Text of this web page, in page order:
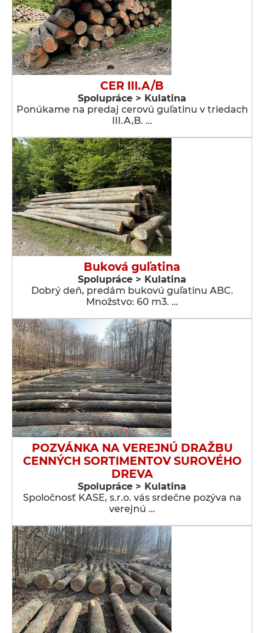
CER III.A/B
Spolupráce > Kulatina
Ponúkame na predaj cerovú guľatinu v triedach
III.A,B. …
Buková guľatina
Spolupráce > Kulatina
Dobrý deň, predám bukovú guľatinu ABC.
Množstvo: 60 m3. …
POZVÁNKA NA VEREJNÚ DRAŽBU
CENNÝCH SORTIMENTOV SUROVÉHO
DREVA
Spolupráce > Kulatina
Spoločnosť KASE, s.r.o. vás srdečne pozýva na
verejnú …